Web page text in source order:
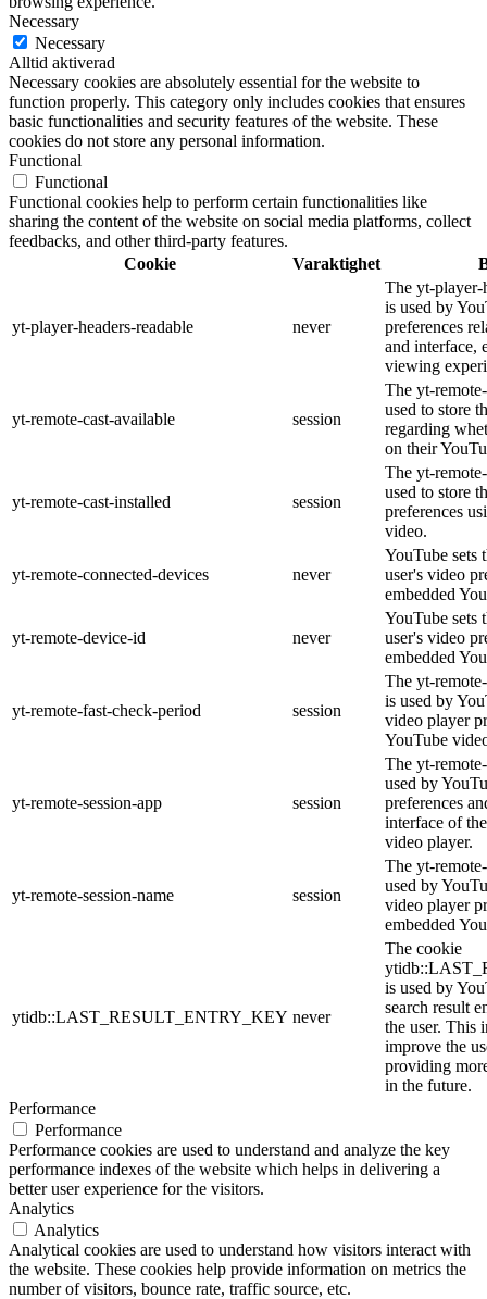
Necessary
Necessary
Alltid aktiverad
Necessary cookies are absolutely essential for the website to
function properly. This category only includes cookies that ensures
basic functionalities and security features of the website. These
cookies do not store any personal information.
Functional
Functional
Functional cookies help to perform certain functionalities like
sharing the content of the website on social media platforms, collect
feedbacks, and other third-party features.
Cookie
Varaktighet
yt-player-headers-readable never
The yt-player-
is used by
preferences
and interface,
viewing
yt-remote-cast-available session
The yt-
used to store
regarding
on their
yt-remote-cast-installed session
The yt-
used to store
preferences
video.
yt-remote-connected-devices never
YouTube sets
user's video
embedded
yt-remote-device-id never
YouTube sets
user's video
embedded
yt-remote-fast-check-period session
The yt-
is used by
video player
YouTube
yt-remote-session-app session
The yt-
used by
preferences
interface of
video player.
yt-remote-session-name session
The yt-
used by
video player
embedded
ytidb::LAST_RESULT_ENTRY_KEY never
The cookie
is used by
search result
the user. This
improve the
providing
in the future.
Performance
Performance
Performance cookies are used to understand and analyze the key
performance indexes of the website which helps in delivering a
better user experience for the visitors.
Analytics
Analytics
Analytical cookies are used to understand how visitors interact with
the website. These cookies help provide information on metrics the
number of visitors, bounce rate, traffic source, etc.